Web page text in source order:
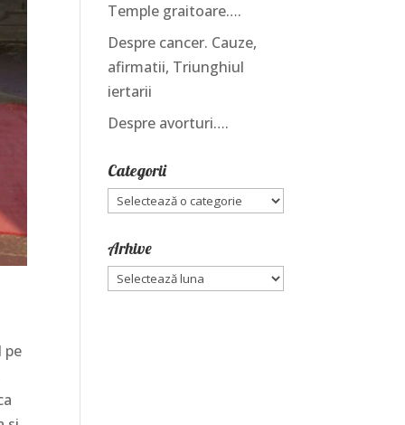
pe
Temple graitoare….
Despre cancer. Cauze,
afirmatii, Triunghiul
iertarii
Despre avorturi….
Categorii
Categorii
Arhive
Arhive